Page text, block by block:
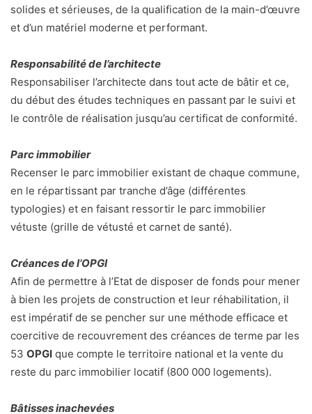
solides et sérieuses, de la qualification de la main-d’œuvre
et d’un matériel moderne et performant.
Responsabilité de l’architecte
Responsabiliser l’architecte dans tout acte de bâtir et ce,
du début des études techniques en passant par le suivi et
le contrôle de réalisation jusqu’au certificat de conformité.
Parc immobilier
Recenser le parc immobilier existant de chaque commune,
en le répartissant par tranche d’âge (différentes
typologies) et en faisant ressortir le parc immobilier
vétuste (grille de vétusté et carnet de santé).
Créances de l’OPGI
Afin de permettre à l’Etat de disposer de fonds pour mener
à bien les projets de construction et leur réhabilitation, il
est impératif de se pencher sur une méthode efficace et
coercitive de recouvrement des créances de terme par les
53 OPGI que compte le territoire national et la vente du
reste du parc immobilier locatif (800 000 logements).
Bâtisses inachevées